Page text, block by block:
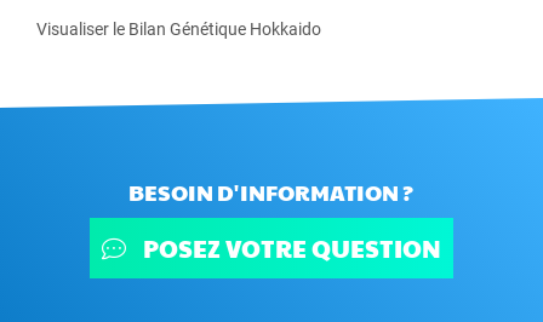
Visualiser le Bilan Génétique Hokkaido
BESOIN D'INFORMATION ?
POSEZ VOTRE QUESTION